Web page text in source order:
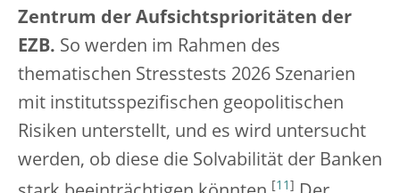
Zentrum der Aufsichtsprioritäten der
EZB. So werden im Rahmen des
thematischen Stresstests 2026 Szenarien
mit institutsspezifischen geopolitischen
Risiken unterstellt, und es wird untersucht
werden, ob diese die Solvabilität der Banken
[11 ]